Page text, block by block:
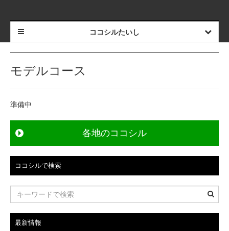
ココシルたいし
モデルコース
準備中
各地のココシル
ココシルで検索
最新情報